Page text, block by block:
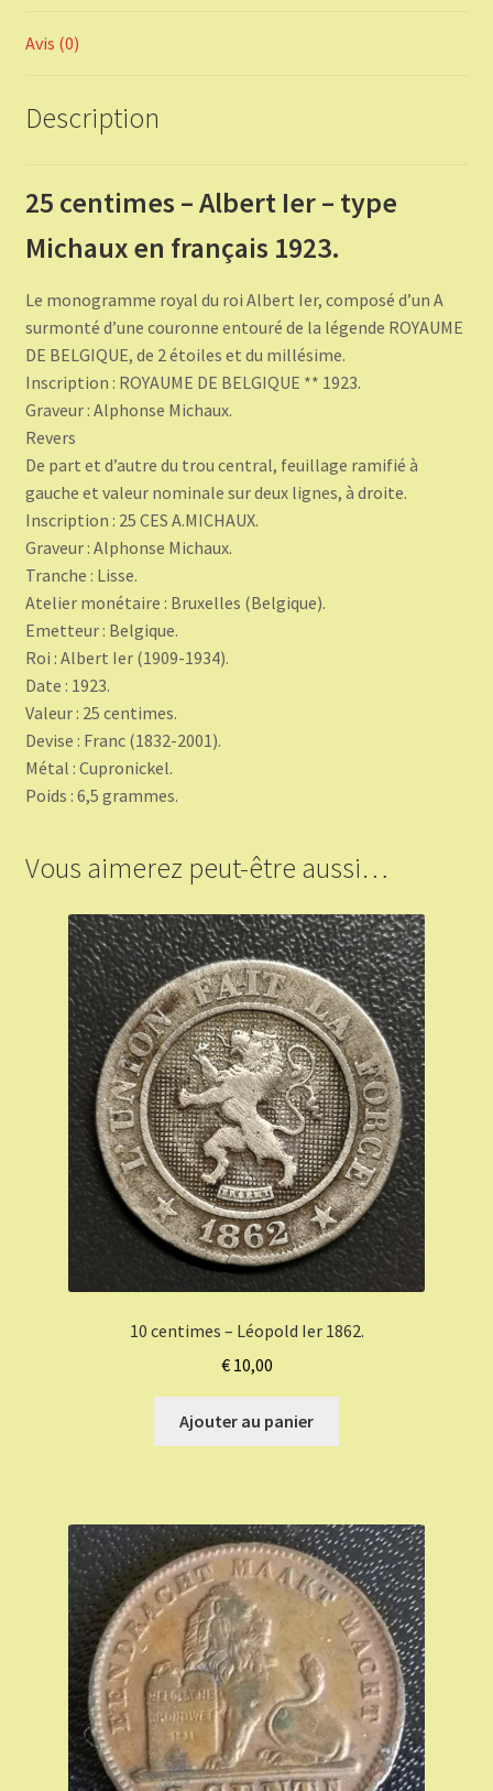
Avis (0)
Description
25 centimes – Albert Ier – type
Michaux en français 1923.
Le monogramme royal du roi Albert Ier, composé d’un A
surmonté d’une couronne entouré de la légende ROYAUME
DE BELGIQUE, de 2 étoiles et du millésime.
Inscription : ROYAUME DE BELGIQUE ** 1923.
Graveur : Alphonse Michaux.
Revers
De part et d’autre du trou central, feuillage ramifié à
gauche et valeur nominale sur deux lignes, à droite.
Inscription : 25 CES A.MICHAUX.
Graveur : Alphonse Michaux.
Tranche : Lisse.
Atelier monétaire : Bruxelles (Belgique).
Emetteur : Belgique.
Roi : Albert Ier (1909-1934).
Date : 1923.
Valeur : 25 centimes.
Devise : Franc (1832-2001).
Métal : Cupronickel.
Poids : 6,5 grammes.
Vous aimerez peut-être aussi…
10 centimes – Léopold Ier 1862.
€10,00
Ajouter au panier